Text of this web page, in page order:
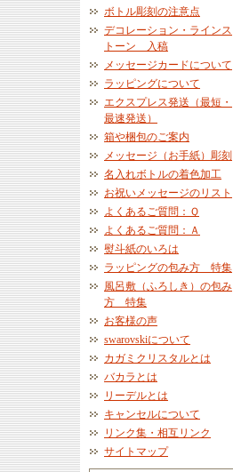
ボトル彫刻の注意点
デコレーション・ラインス
トーン 入稿
メッセージカードについて
ラッピングについて
エクスプレス発送（最短・
最速発送）
箱や梱包のご案内
メッセージ（お手紙）彫刻
名入れボトルの着色加工
お祝いメッセージのリスト
よくあるご質問：Ｑ
よくあるご質問：Ａ
熨斗紙のいろは
ラッピングの包み方 特集
風呂敷（ふろしき）の包み
方 特集
お客様の声
swarovskiについて
カガミクリスタルとは
バカラとは
リーデルとは
キャンセルについて
リンク集・相互リンク
サイトマップ